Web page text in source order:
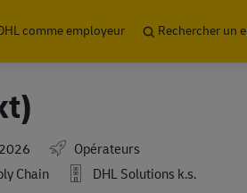
comme employeur Rechercher un
Opérateurs
Chain DHL Solutions k.s.